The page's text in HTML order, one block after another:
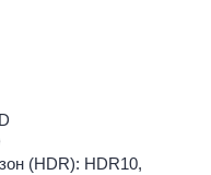
(HDR): HDR10,